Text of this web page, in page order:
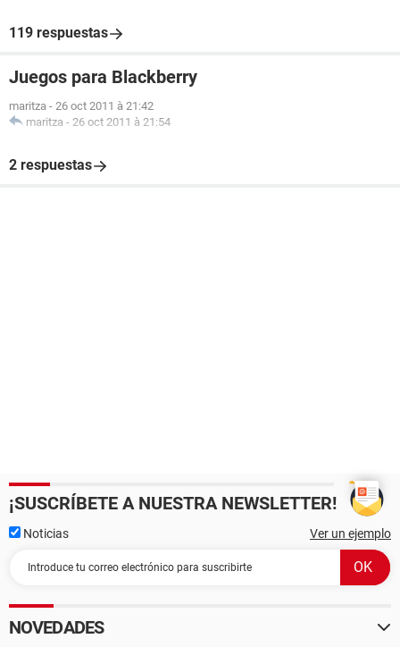
119 respuestas
Juegos para Blackberry
maritza - 26 oct 2011 à 21:42
maritza - 26 oct 2011 à 21:54
2 respuestas
¡SUSCRÍBETE A NUESTRA NEWSLETTER!
Noticias Ver un ejemplo
NOVEDADES